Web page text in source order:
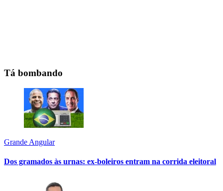
Tá bombando
Grande Angular
Dos gramados às urnas: ex-boleiros entram na corrida eleitoral